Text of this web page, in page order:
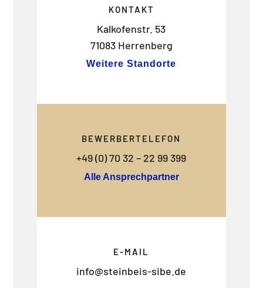
KONTAKT
Kalkofenstr. 53
71083 Herrenberg
Weitere Standorte
BEWERBERTELEFON
+49 (0) 70 32 – 22 99 399
Alle Ansprechpartner
E-MAIL
info@steinbeis-sibe.de